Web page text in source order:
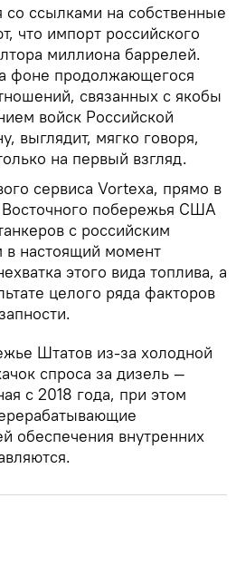
ссылками на собственные
что импорт российского
миллиона баррелей.
фоне продолжающегося
связанных с якобы
войск Российской
выглядит, мягко говоря,
на первый взгляд.
сервиса Vortexa, прямо в
Восточного побережья США
с российским
настоящий момент
этого вида топлива, а
целого ряда факторов
Штатов из-за холодной
спроса за дизель —
с 2018 года, при этом
обеспечения внутренних